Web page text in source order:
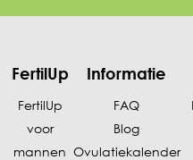
FertilUp
FertilUp
voor
mannen
Informatie
FAQ
Blog
Ovulatiekalender